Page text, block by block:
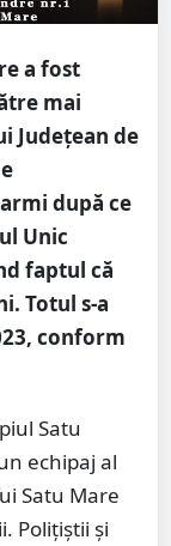
a fost
mai
Județean de
după ce
Unic
faptul că
Totul s-a
conform
Satu
echipaj al
Satu Mare
Polițiștii și